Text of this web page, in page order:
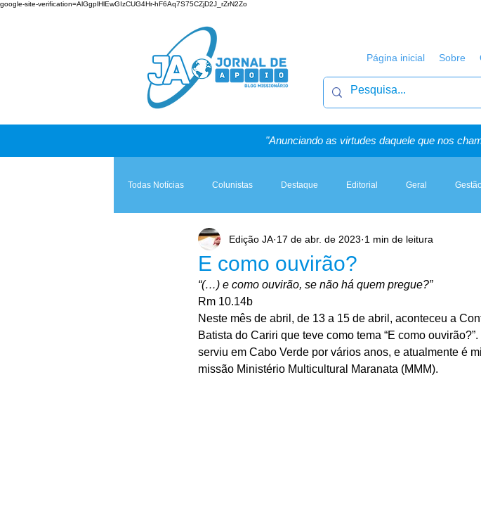
google-site-verification=AlGgplHlEwGIzCUG4Hr-hF6Aq7S75CZjD2J_rZrN2Zo
Página inicial Sobre
"Anunciando as virtudes daquele que nos
Todas Notícias Colunistas Destaque Editorial Geral
Teologia & Prática A Igreja e a Lei Artigos, Sermões & Esboços
E como ouvirão?
Edição JA 17 de abr. de 2023 1 min de leitura
“(…) e como ouvirão, se não há quem pregue?”
Rm 10.14b
Neste mês de abril, de 13 a 15 de abril, aconteceu a
Batista do Cariri que teve como tema “E como
serviu em Cabo Verde por vários anos, e atualmente é
missão Ministério Multicultural Maranata (MMM).